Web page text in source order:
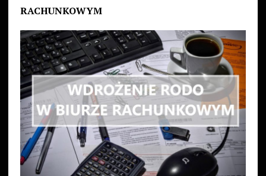
RACHUNKOWYM